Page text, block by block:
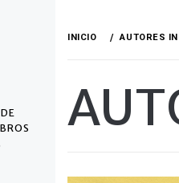
INICIO AUTORES